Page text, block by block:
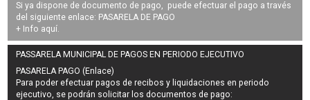
Si ya dispone de documento de pago, puede efectuar el pago a través
del siguiente enlace: PASARELA DE PAGO
+ Info aquí.
PASSARELA MUNICIPAL DE PAGOS EN PERIODO EJECUTIVO
PASARELA PAGO (Enlace)
Para poder efectuar pagos derecibos y liquidaciones en periodo
ejecutivo , se podrán solicitar los documentos de pago: